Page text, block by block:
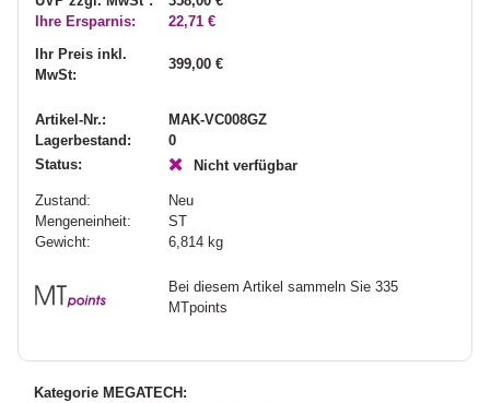
Ihre Ersparnis:
22,71 €
Ihr Preis inkl.
MwSt:
399,00 €
Artikel-Nr.:
MAK-VC008GZ
Lagerbestand:
0
Status:
Nicht verfügbar
Zustand:
Neu
Mengeneinheit:
ST
Gewicht:
6,814 kg
Bei diesem Artikel sammeln Sie 335
MTpoints
Kategorie MEGATECH: